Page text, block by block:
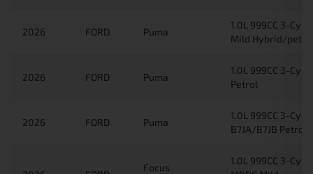
2026 FORD Puma
1.0L 999CC 3-Cyl
Mild Hybrid/
2026 FORD Puma
1.0L 999CC 3-Cyl
Petrol
2026 FORD Puma
1.0L 999CC 3-Cyl
B7JA/B7JB Petrol
Focus
1.0L 999CC 3-Cyl